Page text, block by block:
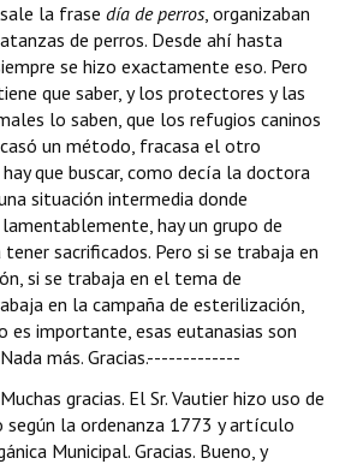
la frase día de perros, organizaban
de perros. Desde ahí hasta
se hizo exactamente eso. Pero
que saber, y los protectores y las
lo saben, que los refugios caninos
un método, fracasa el otro
que buscar, como decía la doctora
situación intermedia donde
hay un grupo de
sacrificados. Pero si se trabaja en
si se trabaja en el tema de
en la campaña de esterilización,
es importante, esas eutanasias son
más. Gracias.-------------
gracias. El Sr. Vautier hizo uso de
según la ordenanza 1773 y artículo
Municipal. Gracias. Bueno, y